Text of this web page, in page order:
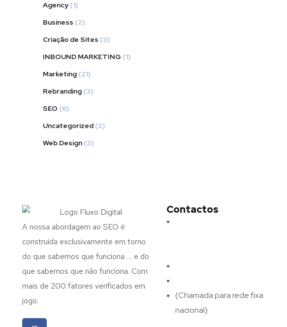
Agency (1)
Business (2)
Criação de Sites (3)
INBOUND MARKETING (1)
Marketing (21)
Rebranding (3)
SEO (6)
Uncategorized (2)
Web Design (3)
A nossa abordagem ao SEO é
construída exclusivamente em torno
do que sabemos que funciona … e do
que sabemos que não funciona. Com
mais de 200 fatores verificados em
jogo.
Contactos
(Chamada para rede fixa
nacional)